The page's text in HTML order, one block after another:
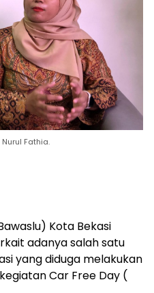
Fathia.
Kota Bekasi
adanya salah satu
yang diduga melakukan
Car Free Day (